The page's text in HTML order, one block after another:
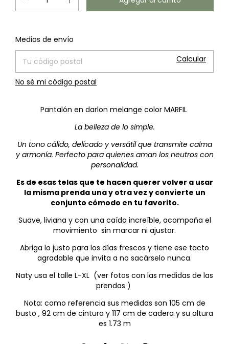
Entregas para el CP:
Medios de envío
Calcular
No sé mi código postal
Pantalón en darlon melange color MARFIL
La belleza de lo simple.
Un tono cálido, delicado y versátil que transmite calma
y armonía. Perfecto para quienes aman los neutros con
personalidad.
Es de esas telas que te hacen querer volver a usar
la misma prenda una y otra vez y convierte un
conjunto cómodo en tu favorito.
Suave, liviana y con una caída increíble, acompaña el
movimiento sin marcar ni ajustar.
Abriga lo justo para los días frescos y tiene ese tacto
agradable que invita a no sacárselo nunca.
Naty usa el talle L-XL (ver fotos con las medidas de las
prendas )
Nota: como referencia sus medidas son 105 cm de
busto , 92 cm de cintura y 117 cm de cadera y su altura
es 1.73 m